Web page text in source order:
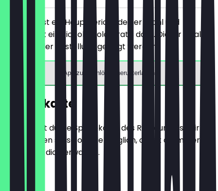
Du bestellst ein Hauptgericht deiner Wahl und
bekommst ein Piccolo Dolci gratis dazu. Dieser Deal
muss vor der Bestellung gezeigt werden.
App zum Einlösen herunterladen
Speisekarte
Hier findest du die Speisekarte des Restaurants. Wir
aktualisieren sie so oft wie möglich, damit du immer
weißt, was dich erwartet.
Antipasti